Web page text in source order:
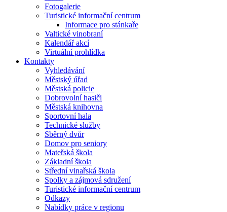
Fotogalerie
Turistické informační centrum
Informace pro stánkaře
Valtické vinobraní
Kalendář akcí
Virtuální prohlídka
Kontakty
Vyhledávání
Městský úřad
Městská policie
Dobrovolní hasiči
Městská knihovna
Sportovní hala
Technické služby
Sběrný dvůr
Domov pro seniory
Mateřská škola
Základní škola
Střední vinařská škola
Spolky a zájmová sdružení
Turistické informační centrum
Odkazy
Nabídky práce v regionu